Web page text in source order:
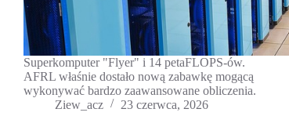
Superkomputer "Flyer" i 14 petaFLOPS-ów.
AFRL właśnie dostało nową zabawkę mogącą
wykonywać bardzo zaawansowane obliczenia.
Ziew_acz
23 czerwca, 2026